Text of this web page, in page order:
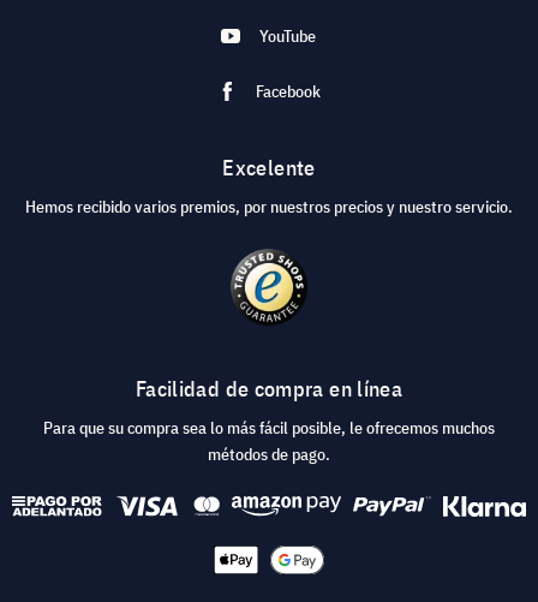
YouTube
Facebook
Excelente
Hemos recibido varios premios, por nuestros precios y nuestro servicio.
Facilidad de compra en línea
Para que su compra sea lo más fácil posible, le ofrecemos muchos
métodos de pago.